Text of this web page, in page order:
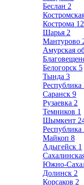
Беслан 2
Кострома 12
Шарья 2
Мантурово
Амурская
Белогорск 5
Тында 3
Саранск 9
Рузаевка 2
Темников 1
Шымкент
Майкоп 8
Адыгейск 1
Южно-
Долинск 2
Корсаков 2